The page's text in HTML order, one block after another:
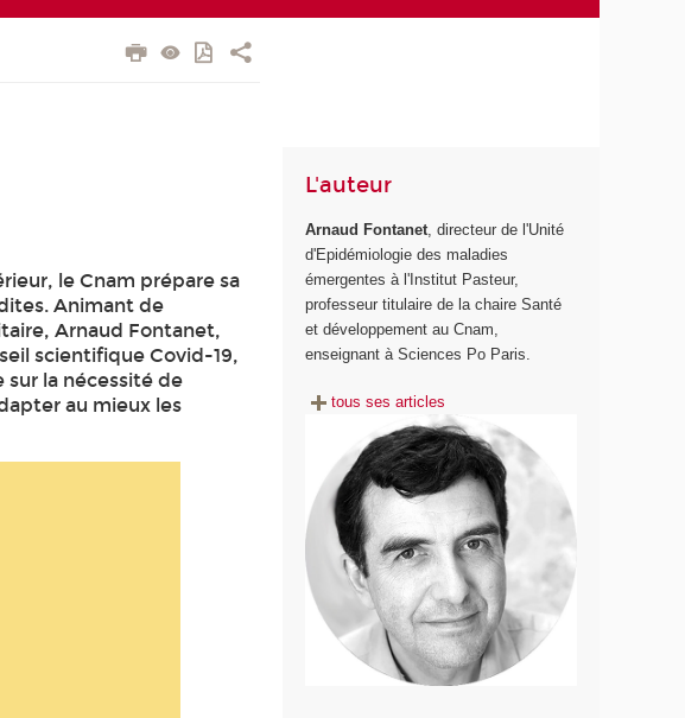
le Cnam prépare sa
Animant de
Arnaud Fontanet,
scientifique Covid-19,
sur la nécessité de
au mieux les
L'auteur
Arnaud Fontanet , directeur de l'Unité
d'Epidémiologie des maladies
émergentes à l'Institut Pasteur,
professeur titulaire de la chaire Santé
et développement au Cnam,
enseignant à Sciences Po Paris.
tous ses articles